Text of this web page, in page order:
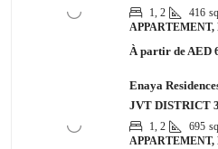
1, 2 416
À partir deAED
Enaya
JVT DISTRICT 3
1, 2 695